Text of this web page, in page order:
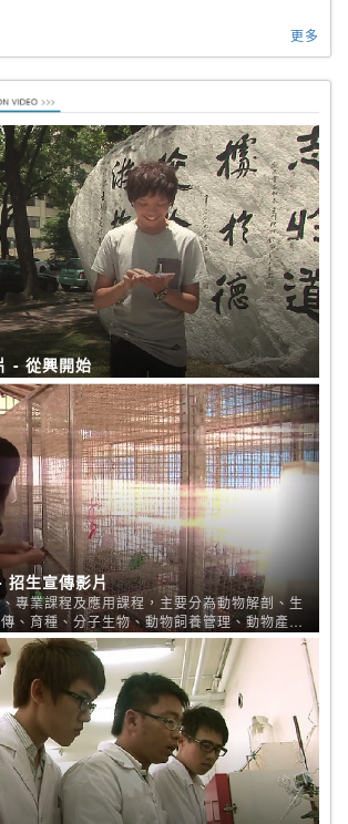
更多
- 從興開始
生宣傳影片
專業課程及應用課程，主要分為動物解剖、生
、育種、分子生物、動物飼養管理、動物產品
及動物資源經營。 具有教學與研究用之一系列
工程、生理研究、胚培養和顯微操作，營養與
加工和一系列之電腦周邊設備。試驗場地包括
養設備及位於臺中縣烏日鄉溪心壩占地七公頃
有現代化之乳牛場、養雞場、養豬場及牧草
習、研究之用。 網址：